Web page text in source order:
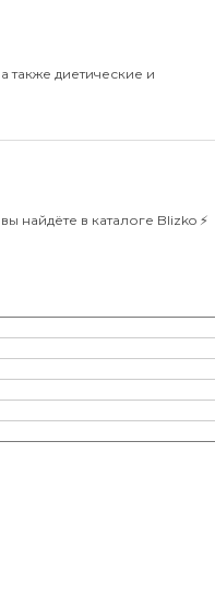
также диетические и
в каталоге Blizko ⚡️